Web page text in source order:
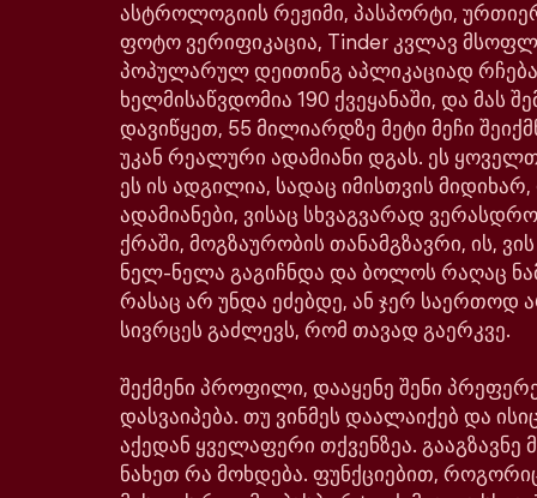
ასტროლოგიის რეჟიმი, პასპორტი,
ფოტო ვერიფიკაცია, Tinder კვლავ
პოპულარულ დეითინგ აპლიკაციად
ხელმისაწვდომია 190 ქვეყანაში, და მას
დავიწყეთ, 55 მილიარდზე მეტი მეჩი
უკან რეალური ადამიანი დგას. ეს
ეს ის ადგილია, სადაც იმისთვის
ადამიანები, ვისაც სხვაგვარად
ქრაში, მოგზაურობის თანამგზავრი, ის,
ნელ-ნელა გაგიჩნდა და ბოლოს რაღაც
რასაც არ უნდა ეძებდე, ან ჯერ საერთოდ
სივრცეს გაძლევს, რომ თავად გაერკვე.
შექმენი პროფილი, დააყენე შენი
დასვაიპება. თუ ვინმეს დაალაიქებ და
აქედან ყველაფერი თქვენზეა. გააგზავნე
ნახეთ რა მოხდება. ფუნქციებით,